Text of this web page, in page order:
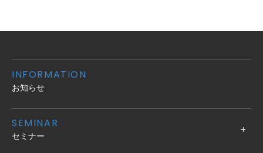
INFORMATION
お知らせ
SEMINAR
セミナー